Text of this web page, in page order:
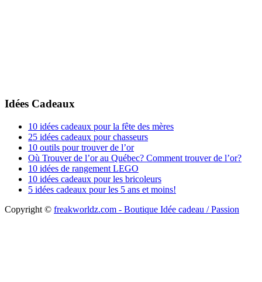
Idées Cadeaux
10 idées cadeaux pour la fête des mères
25 idées cadeaux pour chasseurs
10 outils pour trouver de l’or
Où Trouver de l’or au Québec? Comment trouver de l’or?
10 idées de rangement LEGO
10 idées cadeaux pour les bricoleurs
5 idées cadeaux pour les 5 ans et moins!
Copyright © freakworldz.com - Boutique Idée cadeau / Passion